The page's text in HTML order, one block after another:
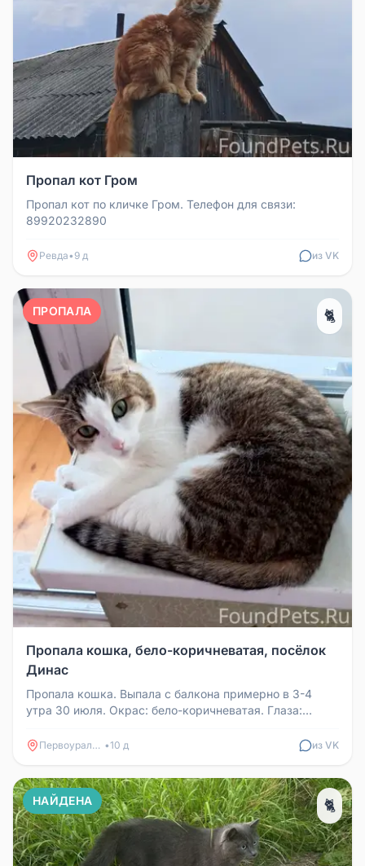
Пропал кот Гром
Пропал кот по кличке Гром. Телефон для связи:
89920232890
Ревда• 9 д из VK
ПРОПАЛА 🐈
Пропала кошка, бело-коричневатая, посёлок
Динас
Пропала кошка. Выпала с балкона примерно в 3-4
утра 30 июля. Окрас: бело-коричневатая. Глаза:
Первоуральск •10 д из VK
НАЙДЕНА 🐈